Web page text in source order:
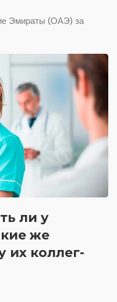
Эмираты (ОАЭ) за
ли у
же
их коллег-